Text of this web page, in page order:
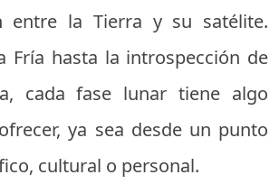
entre la Tierra y su satélite.
Fría hasta la introspección de
cada fase lunar tiene algo
ya sea desde un punto
cultural o personal.